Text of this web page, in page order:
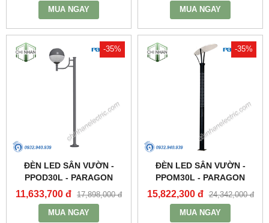
MUA NGAY MUA NGAY
-35%
ĐÈN LED SÂN VƯỜN -
PPOD30L - PARAGON
11,633,700 đ 17,898,000 đ
MUA NGAY
-35%
ĐÈN LED SÂN VƯỜN -
PPOM30L - PARAGON
15,822,300 đ 24,342,000 đ
MUA NGAY